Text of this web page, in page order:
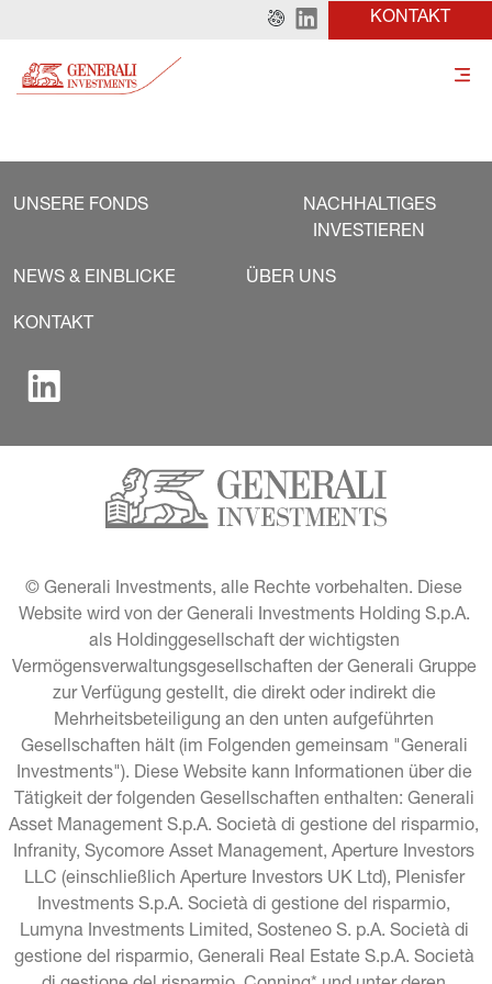
KONTAKT
UNSERE FONDS
NACHHALTIGES
INVESTIEREN
NEWS & EINBLICKE ÜBER UNS
KONTAKT
© Generali Investments, alle Rechte vorbehalten. Diese
Website wird von der Generali Investments Holding S.p.A.
als Holdinggesellschaft der wichtigsten
Vermögensverwaltungsgesellschaften der Generali Gruppe
zur Verfügung gestellt, die direkt oder indirekt die
Mehrheitsbeteiligung an den unten aufgeführten
Gesellschaften hält (im Folgenden gemeinsam "Generali
Investments"). Diese Website kann Informationen über die
Tätigkeit der folgenden Gesellschaften enthalten: Generali
Asset Management S.p.A. Società di gestione del risparmio,
Infranity, Sycomore Asset Management, Aperture Investors
LLC (einschließlich Aperture Investors UK Ltd), Plenisfer
Investments S.p.A. Società di gestione del risparmio,
Lumyna Investments Limited, Sosteneo S. p.A. Società di
gestione del risparmio, Generali Real Estate S.p.A. Società